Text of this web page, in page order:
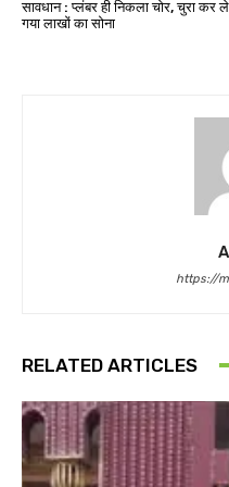
सावधान : प्लंबर ही निकला चोर, चुरा कर ले
गया लाखों का सोना
https://
RELATED ARTICLES